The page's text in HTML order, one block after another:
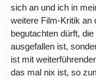
sich an und ich in
weitere Film-Kritik an
begutachten dürft,
ausgefallen ist,
ist mit
das mal nix ist, so